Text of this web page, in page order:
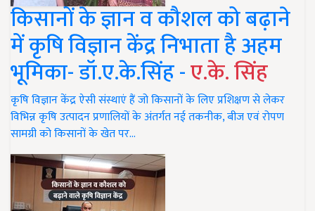
किसानों के ज्ञान व कौशल को बढ़ाने
में कृषि विज्ञान केंद्र निभाता है अहम
भूमिका- डॉ.ए.के.सिंह -ए.के. सिंह
कृषि विज्ञान केंद्र ऐसी संस्थाएं हैं जो किसानों के लिए प्रशिक्षण से लेकर
विभिन्न कृषि उत्पादन प्रणालियों के अंतर्गत नई तकनीक, बीज एवं रोपण
सामग्री को किसानों के खेत पर…